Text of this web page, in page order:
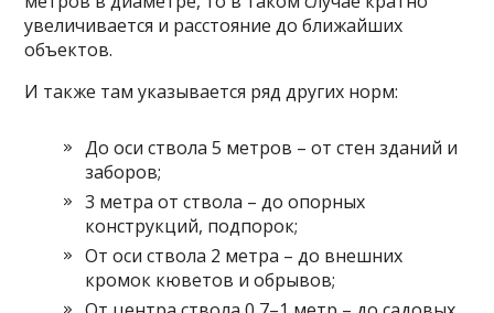
увеличивается и расстояние до ближайших
объектов.
И также там указывается ряд других норм:
До оси ствола 5 метров – от стен зданий и
заборов;
3 метра от ствола – до опорных
конструкций, подпорок;
От оси ствола 2 метра – до внешних
кромок кюветов и обрывов;